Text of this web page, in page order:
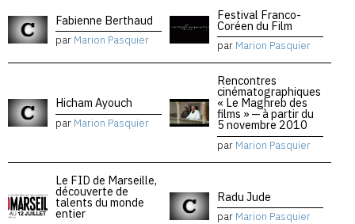
Fabienne Berthaud
par Marion Pasquier
Festival Franco-
Coréen du Film
par Marion Pasquier
Hicham Ayouch
par Marion Pasquier
Rencontres
cinématographiques
« Le Maghreb des
films » — à partir du
5 novembre 2010
par Marion Pasquier
Le FID de Marseille,
découverte de
talents du monde
entier
Radu Jude
par Marion Pasquier